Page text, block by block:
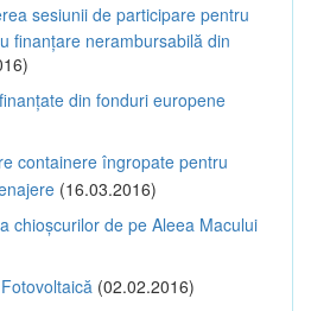
sesiunii de participare pentru
finanțare nerambursabilă din
din fonduri europene
containere îngropate pentru
(16.03.2016)
chioșcurilor de pe Aleea Macului
(02.02.2016)